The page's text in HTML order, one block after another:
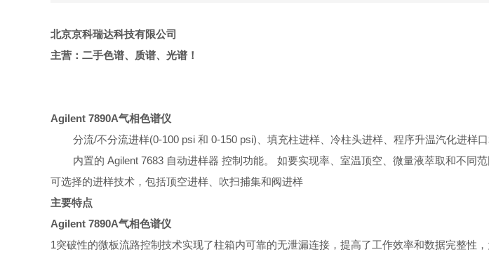
北京京科瑞达科技有限公司
主营： 二手色谱、质谱、光谱！
Agilent 7890A气相色谱仪
分流/不分流进样(0-100 psi 和 0-150 psi)、填充柱进样、冷柱头进样、程序升温汽化进样
内置的 Agilent 7683 自动进样器 控制功能。 如要实现率、室温顶空、微量液萃取和不同
可选择的进样技术，包括顶空进样、吹扫捕集和阀进样
主要特点
Agilent 7890A气相色谱仪
1突破性的微板流路控制技术实现了柱箱内可靠的无泄漏连接 ，提高了工作效率和数据完整性